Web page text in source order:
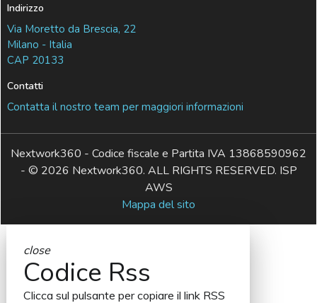
Indirizzo
Via Moretto da Brescia, 22
Milano - Italia
CAP 20133
Contatti
Contatta il nostro team per maggiori informazioni
Nextwork360 - Codice fiscale e Partita IVA 13868590962
- © 2026 Nextwork360. ALL RIGHTS RESERVED. ISP
AWS
Mappa del sito
close
Codice Rss
Clicca sul pulsante per copiare il link RSS